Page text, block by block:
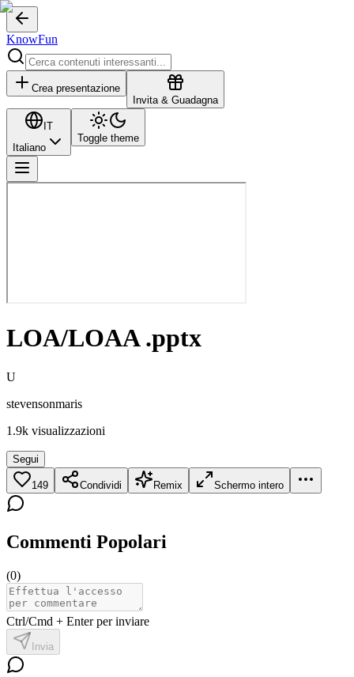
KnowFun
Crea presentazione
Invita & Guadagna
IT
Italiano
Toggle theme
LOA/LOAA .pptx
U
stevensonmaris
1.9k visualizzazioni
Segui
149 Condividi Remix Schermo intero
Commenti Popolari
(0)
Ctrl/Cmd + Enter per inviare
Invia